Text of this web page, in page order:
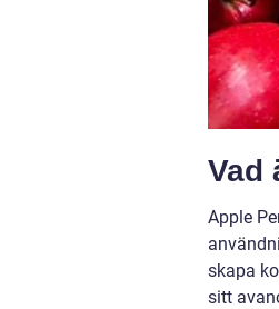
Vad
Apple
skapa
sitt